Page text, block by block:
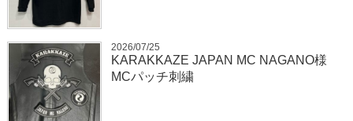
2026/07/25
KARAKKAZE JAPAN MC NAGANO様
MCパッチ刺繍